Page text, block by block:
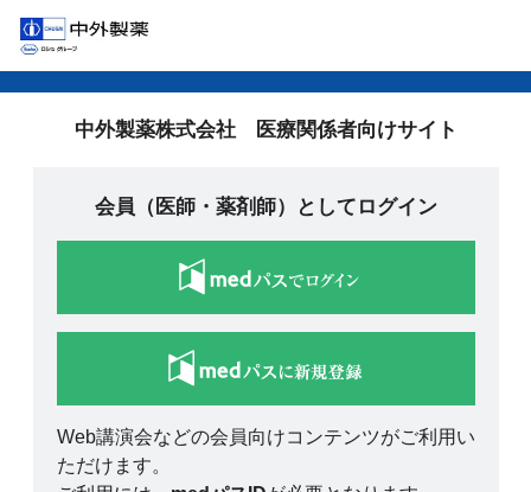
中外製薬株式会社 医療関係者向けサイト
会員（医師・薬剤師）としてログイン
Web講演会などの会員向けコンテンツがご利用い
ただけます。